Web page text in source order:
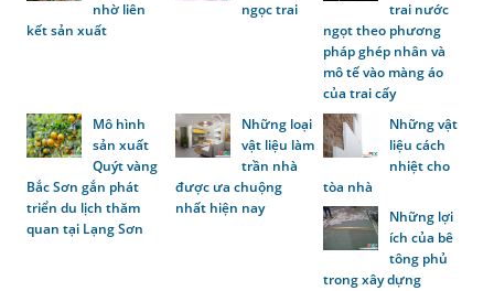
nhờ liên
kết sản xuất
ngọc trai
trai nước
ngọt theo phương
pháp ghép nhân và
mô tế vào màng áo
của trai cấy
Mô hình
sản xuất
Quýt vàng
Bắc Sơn gắn phát
triển du lịch thăm
quan tại Lạng Sơn
Những loại
vật liệu làm
trần nhà
được ưa chuộng
nhất hiện nay
Những vật
liệu cách
nhiệt cho
tòa nhà
Những lợi
ích của bê
tông phủ
trong xây dựng